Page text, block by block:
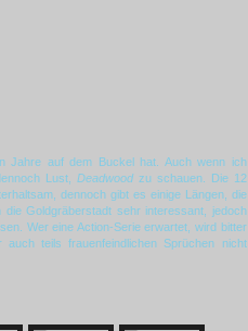
Jahre auf dem Buckel hat. Auch wenn ich
Lust, Deadwoodzu schauen. Die 12
dennoch gibt es einige Längen, die
Goldgräberstadt sehr interessant, jedoch
Wer eine Action-Serie erwartet, wird bitter
teils frauenfeindlichen Sprüchen nicht